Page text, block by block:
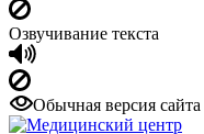
Озвучивание текста
Обычная версия сайта